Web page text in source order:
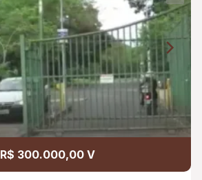
R$ 300.000,00 V